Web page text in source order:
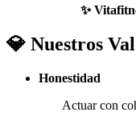
✨
💎 Nuestros
Honestidad
Actuar con